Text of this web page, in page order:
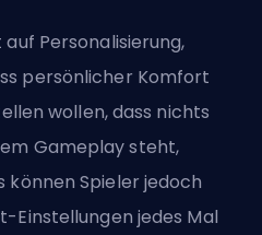
Personalisierung,
persönlicher Komfort
wollen, dass nichts
Gameplay steht,
können Spieler jedoch
Einstellungen jedes Mal